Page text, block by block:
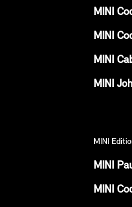
MINI
MINI
MINI
MINI
MINI
MINI
MINI